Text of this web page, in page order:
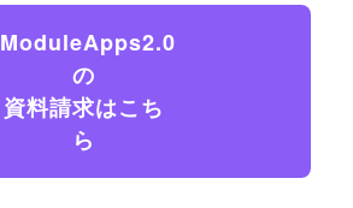
ModuleApps2.0
の
資料請求はこち
ら